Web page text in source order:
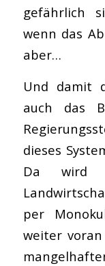
gefährlich
wenn das
aber…
Und damit
auch das
dieses
Da wird
per
weiter